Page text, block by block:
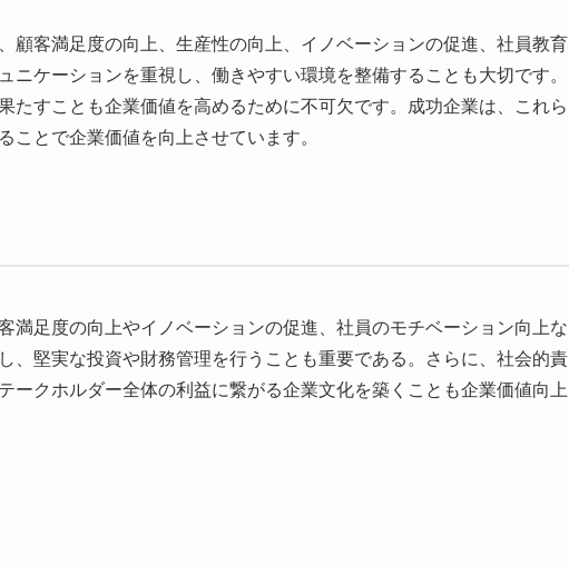
顧客満足度の向上、生産性の向上、イノベーションの促進、社員教育
ケーションを重視し、働きやすい環境を整備することも大切です。
たすことも企業価値を高めるために不可欠です。成功企業は、これら
ことで企業価値を向上させています。
満足度の向上やイノベーションの促進、社員のモチベーション向上な
、堅実な投資や財務管理を行うことも重要である。さらに、社会的責
ークホルダー全体の利益に繋がる企業文化を築くことも企業価値向上